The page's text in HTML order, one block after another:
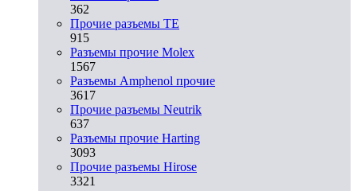
362
Прочие разъемы TE
915
Разъемы прочие Molex
1567
Разъемы Amphenol прочие
3617
Прочие разъемы Neutrik
637
Разъемы прочие Harting
3093
Прочие разъемы Hirose
3321